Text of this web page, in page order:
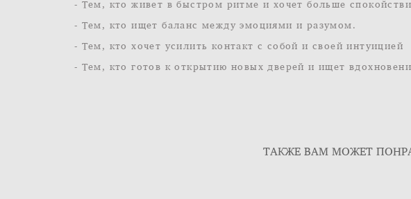
- Тем, кто живет в быстром ритме и хочет больше
- Тем, кто ищет баланс между эмоциями и разумом.
- Тем, кто хочет усилить контакт с собой и своей интуицией
- Тем, кто готов к открытию новых дверей и ищет
ТАКЖЕ ВАМ МОЖЕТ